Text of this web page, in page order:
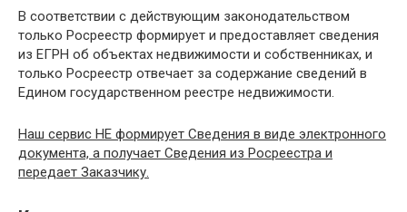
В соответствии с действующим законодательством
только Росреестр формирует и предоставляет сведения
из ЕГРН об объектах недвижимости и собственниках, и
только Росреестр отвечает за содержание сведений в
Едином государственном реестре недвижимости.
Наш сервис НЕ формирует Сведения в виде электронного
документа, а получает Сведения из Росреестра и
передает Заказчику.